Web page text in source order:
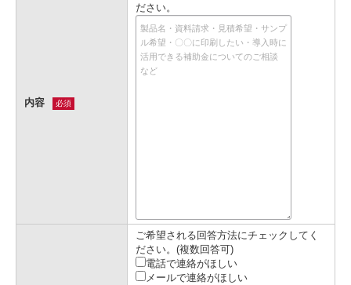
内容 必須
ださい。
ご希望される回答方法にチェックしてく
ださい。(複数回答可)
電話で連絡がほしい
メールで連絡がほしい